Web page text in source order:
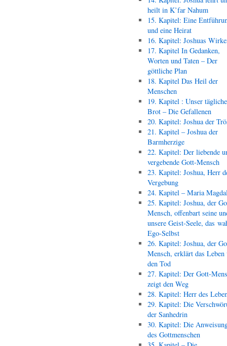
heilt in K’far Nahum
15. Kapitel: Eine
und eine Heirat
16. Kapitel: Joshuas
17. Kapitel In Gedanken,
Worten und Taten – Der
göttliche Plan
18. Kapitel Das Heil der
Menschen
19. Kapitel : Unser
Brot – Die Gefallenen
20. Kapitel: Joshua der
21. Kapitel – Joshua der
Barmherzige
22. Kapitel: Der liebende
vergebende Gott-Mensch
23. Kapitel: Joshua, Herr
Vergebung
24. Kapitel – Maria
25. Kapitel: Joshua, der
Mensch, offenbart seine
unsere Geist-Seele, das
Ego-Selbst
26. Kapitel: Joshua, der
Mensch, erklärt das Leben
den Tod
27. Kapitel: Der Gott-
zeigt den Weg
28. Kapitel: Herr des
29. Kapitel: Die
der Sanhedrin
30. Kapitel: Die
des Gottmenschen